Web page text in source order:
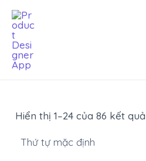
Skip
content
Hiển thị 1–24 của 86 kết quả